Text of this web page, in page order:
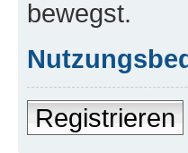
bewegst.
Registrieren